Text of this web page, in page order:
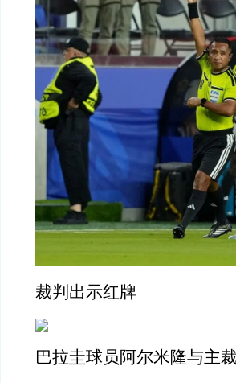
裁判出示红牌
巴拉圭球员阿尔米隆与主